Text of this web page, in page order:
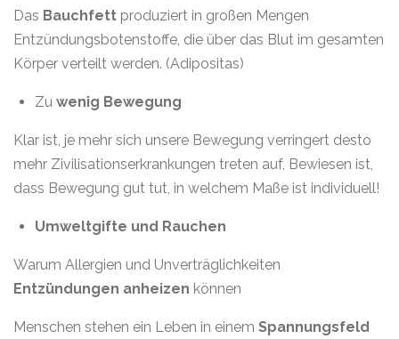
Das Bauchfett produziert in großen Mengen
Entzündungsbotenstoffe, die über das Blut im gesamten
Körper verteilt werden. (Adipositas)
Zu wenig Bewegung
Klar ist, je mehr sich unsere Bewegung verringert desto
mehr Zivilisationserkrankungen treten auf, Bewiesen ist,
dass Bewegung gut tut, in welchem Maße ist individuell!
Umweltgifte und Rauchen
Warum Allergien und Unverträglichkeiten
Entzündungen anheizen können
Menschen stehen ein Leben in einem Spannungsfeld